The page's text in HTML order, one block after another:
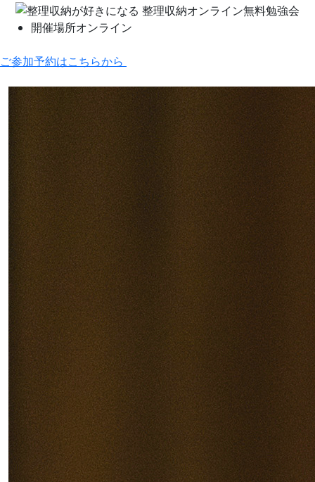
開催場所オンライン
ご参加予約はこちらから